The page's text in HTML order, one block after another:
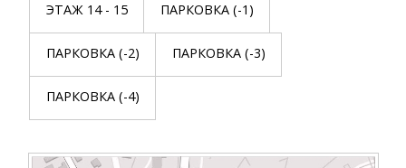
ЭТАЖ 14 - 15 ПАРКОВКА (-1)
ПАРКОВКА (-2) ПАРКОВКА (-3)
ПАРКОВКА (-4)